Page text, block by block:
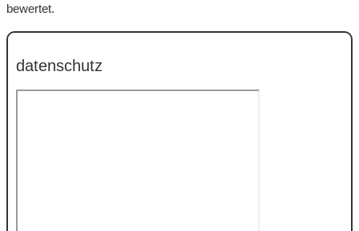
bewertet.
datenschutz